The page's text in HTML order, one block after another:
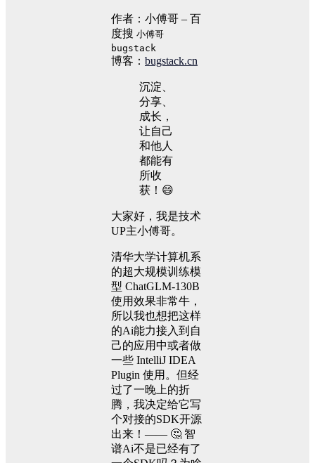
作者：小傅哥 – 百
度搜 小傅哥
bugstack
博客： bugstack.cn
沉淀、
分享、
成长，
让自己
和他人
都能有
所收
获！😄
大家好，我是技术
UP主小傅哥。
清华大学计算机系
的超大规模训练模
型 ChatGLM-130B
使用效果非常牛，
所以我也想把这样
的Ai能力接入到自
己的应用中或者做
一些 IntelliJ IDEA
Plugin 使用。但经
过了一晚上的折
腾，我决定给它写
个对接的SDK开源
出来！—— 🤔 智
谱Ai不是已经有了